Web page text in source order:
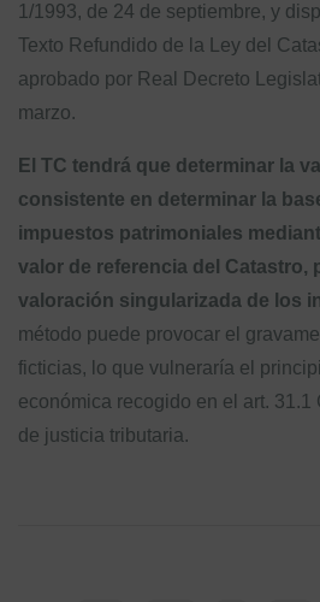
1/1993, de 24 de septiembre, y
Texto Refundido de la Ley del
aprobado por Real Decreto
marzo.
El TC tendrá que determinar la
consistente en determinar la
impuestos patrimoniales
valor de referencia del Catastro,
valoración singularizada de los
método puede provocar el
ficticias, lo que vulneraría el
económica recogido en el art.
de justicia tributaria.